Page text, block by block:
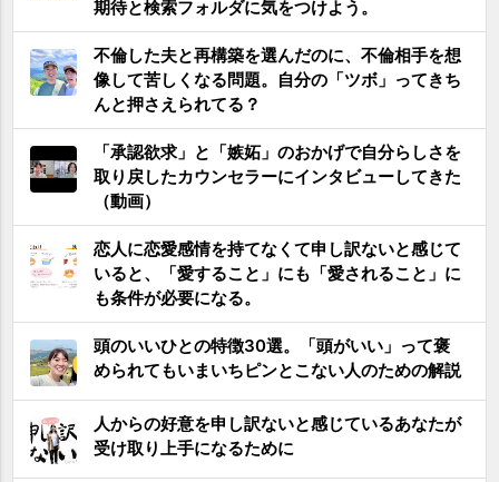
期待と検索フォルダに気をつけよう。
不倫した夫と再構築を選んだのに、不倫相手を想
像して苦しくなる問題。自分の「ツボ」ってきち
んと押さえられてる？
「承認欲求」と「嫉妬」のおかげで自分らしさを
取り戻したカウンセラーにインタビューしてきた
（動画）
恋人に恋愛感情を持てなくて申し訳ないと感じて
いると、「愛すること」にも「愛されること」に
も条件が必要になる。
頭のいいひとの特徴30選。「頭がいい」って褒
められてもいまいちピンとこない人のための解説
人からの好意を申し訳ないと感じているあなたが
受け取り上手になるために